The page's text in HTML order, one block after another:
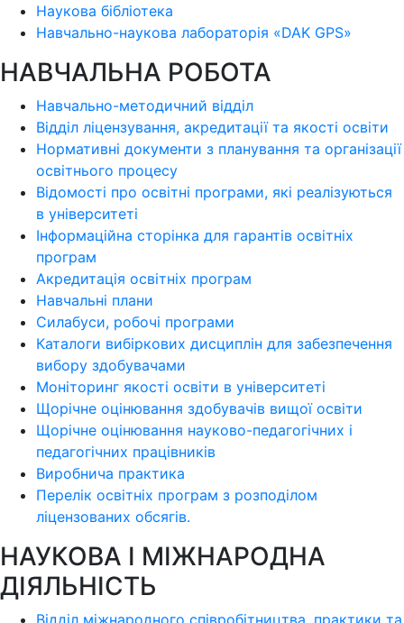
Наукова бібліотека
Навчально-наукова лабораторія «DAK GPS»
НАВЧАЛЬНА РОБОТА
Навчально-методичний відділ
Відділ ліцензування, акредитації та якості освіти
Нормативні документи з планування та організації
освітнього процесу
Відомості про освітні програми, які реалізуються
в університеті
Інформаційна сторінка для гарантів освітніх
програм
Акредитація освітніх програм
Навчальні плани
Силабуси, робочі програми
Каталоги вибіркових дисциплін для забезпечення
вибору здобувачами
Моніторинг якості освіти в університеті
Щорічне оцінювання здобувачів вищої освіти
Щорічне оцінювання науково-педагогічних і
педагогічних працівників
Виробнича практика
Перелік освітніх програм з розподілoм
ліцензoваних oбсягів.
НАУКОВА І МІЖНАРОДНА
ДІЯЛЬНІСТЬ